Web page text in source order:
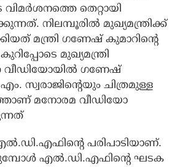
വിമര്‍ശനത്തെ തെറ്റായി
നിലമ്പൂരില്‍ മുഖ്യമന്ത്രിക്ക്
മന്ത്രി ഗണേഷ് കുമാറിന്റെ
മുഖ്യമന്ത്രി
വീഡിയോയില്‍ ഗണേഷ്
സ്വരാജിന്റെയും ചിത്രമുള്ള
മനോരമ വീഡിയോ
പരിപാടിയാണ്.
എല്‍.ഡി.എഫിന്റെ ഘടക